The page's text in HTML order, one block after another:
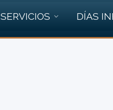
SERVICIOS DÍAS